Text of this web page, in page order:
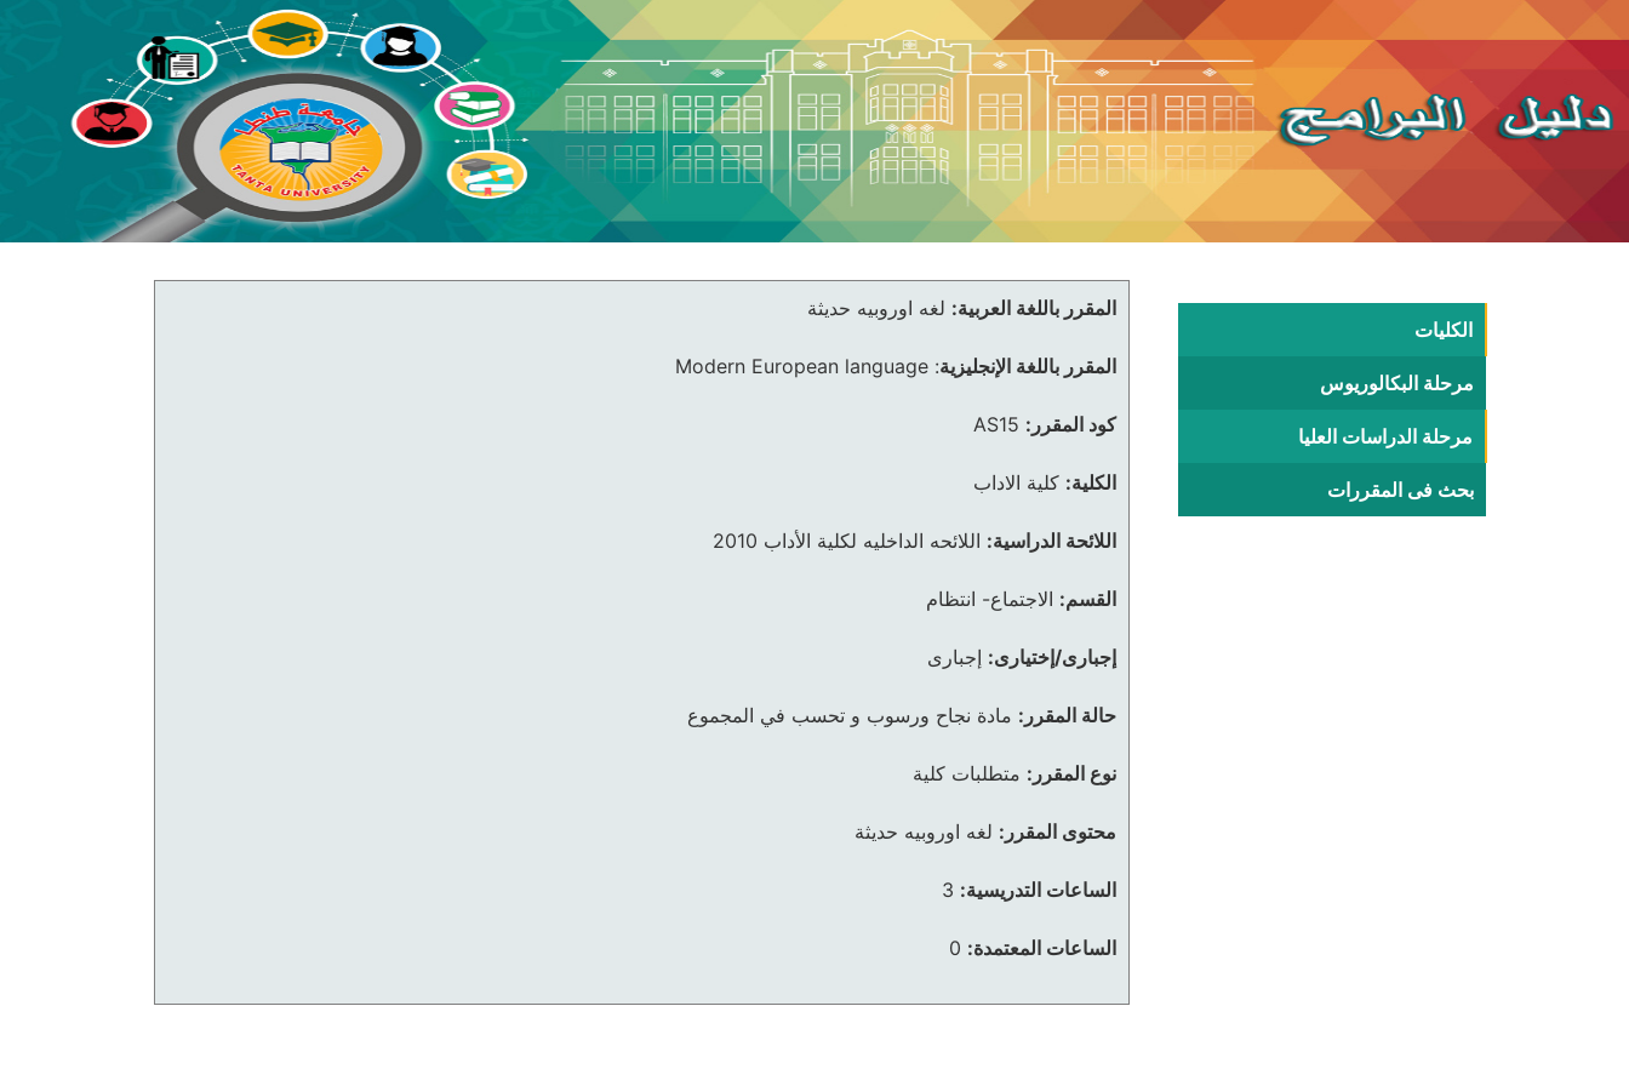
الكليات
مرحلة البكالوريوس
مرحلة الدراسات العليا
بحث فى المقررات
المقرر باللغة العربية: لغه اوروبيه حديثة
المقرر باللغة الإنجليزية:
Modern European language
كود المقرر: AS15
الكلية: كلية الاداب
اللائحة الدراسية: اللائحه الداخليه لكلية الأداب 2010
القسم: الاجتماع- انتظام
إجبارى/إختيارى: إجبارى
حالة المقرر: مادة نجاح ورسوب و تحسب في المجموع
نوع المقرر: متطلبات كلية
محتوى المقرر: لغه اوروبيه حديثة
الساعات التدريسية: 3
الساعات المعتمدة: 0